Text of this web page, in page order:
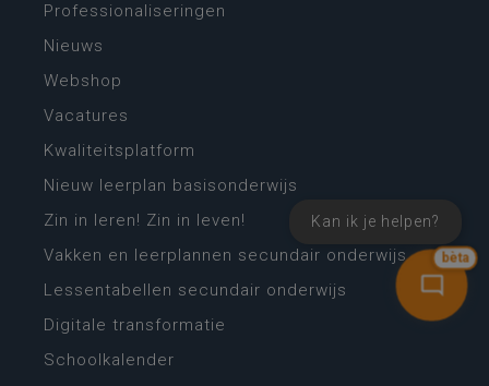
bèta
Kan ik je helpen?
Professionaliseringen
Nieuws
Webshop
Vacatures
Kwaliteitsplatform
Nieuw leerplan basisonderwijs
Zin in leren! Zin in leven!
Vakken en leerplannen secundair onderwijs
Lessentabellen secundair onderwijs
Digitale transformatie
Schoolkalender